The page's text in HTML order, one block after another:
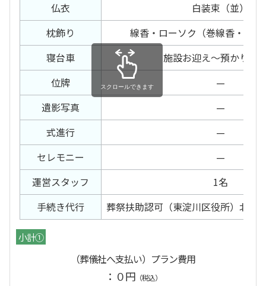
仏衣
白装束（並）
枕飾り
線香・ローソク（巻線香・電
寝台車
施設お迎え～預かりご
位牌
—
遺影写真
—
式進行
—
セレモニー
—
運営スタッフ
1名
手続き代行
葬祭扶助認可（東淀川区役所）北斎
小計①
（葬儀社へ支払い）プラン費用
：０円 （税込）